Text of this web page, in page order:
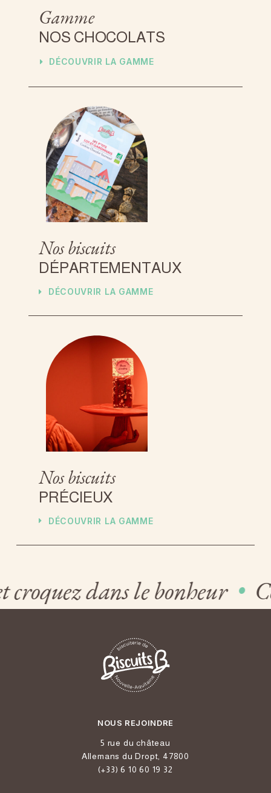
Gamme
NOS CHOCOLATS
DÉCOUVRIR LA GAMME
Nos biscuits
DÉPARTEMENTAUX
DÉCOUVRIR LA GAMME
Nos biscuits
PRÉCIEUX
DÉCOUVRIR LA GAMME
dans le bonheur •
NOUS REJOINDRE
5 rue du château
Allemans du Dropt, 47800
(+33) 6 10 60 19 32